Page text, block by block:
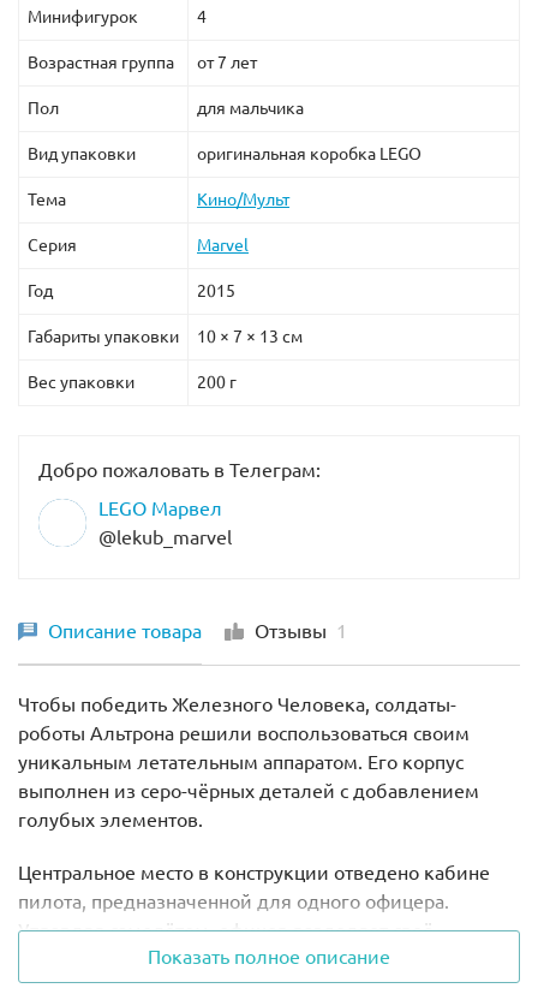
Минифигурок 4
Возрастная группа от 7 лет
Пол для мальчика
Вид упаковки оригинальная коробка LEGO
Тема Кино/Мульт
Серия Marvel
Год 2015
Габариты упаковки 10 × 7 × 13 см
Вес упаковки 200 г
Добро пожаловать в Телеграм:
LEGO Марвел
@lekub_marvel
Описание товара Отзывы 1
Чтобы победить Железного Человека, солдаты-
роботы Альтрона решили воспользоваться своим
уникальным летательным аппаратом. Его корпус
выполнен из серо-чёрных деталей с добавлением
голубых элементов.
Центральное место в конструкции отведено кабине
пилота, предназначенной для одного офицера.
Управляя самолётом, офицер разделяет своё
туловище на две части, становясь единым целым с
бортовым компьютером. За кабиной пилота спрятан
Показать полное описание